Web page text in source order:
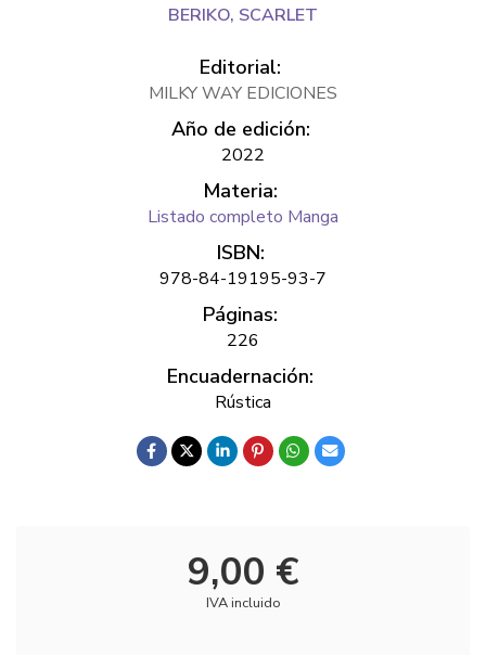
BERIKO, SCARLET
Editorial:
MILKY WAY EDICIONES
Año de edición:
2022
Materia:
Listado completo Manga
ISBN:
978-84-19195-93-7
Páginas:
226
Encuadernación:
Rústica
9,00 €
IVA incluido